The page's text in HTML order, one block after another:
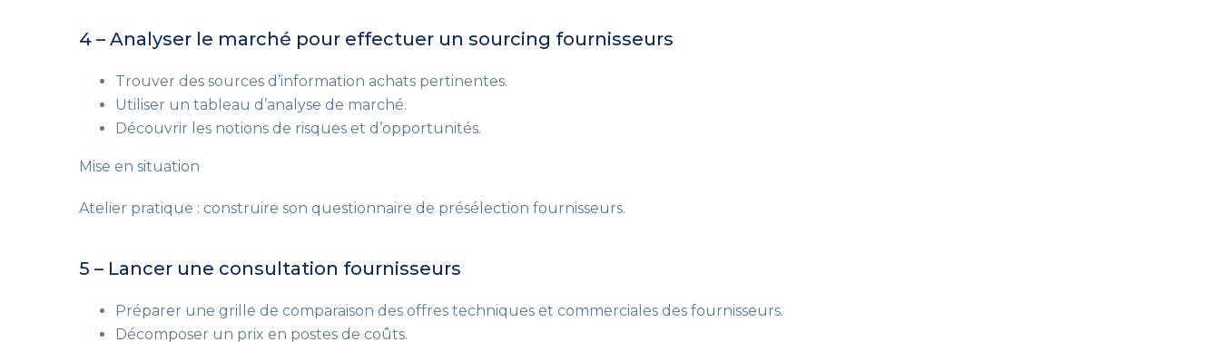
4 – Analyser le marché pour effectuer un sourcing fournisseurs
Trouver des sources d’information achats pertinentes.
Utiliser un tableau d’analyse de marché.
Découvrir les notions de risques et d’opportunités.
Mise en situation
Atelier pratique : construire son questionnaire de présélection fournisseurs.
5 – Lancer une consultation fournisseurs
Préparer une grille de comparaison des offres techniques et commerciales des fournisseurs.
Décomposer un prix en postes de coûts.